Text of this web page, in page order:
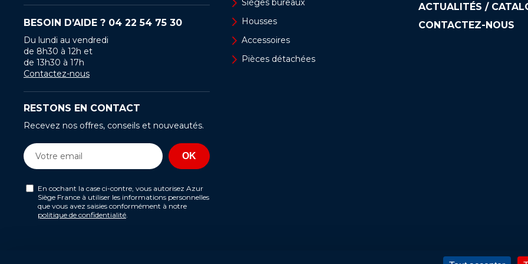
BESOIN D’AIDE ? 04 22 54 75 30
Du lundi au vendredi
de 8h30 à 12h et
de 13h30 à 17h
Contactez-nous
RESTONS EN CONTACT
Recevez nos offres, conseils et nouveautés.
En cochant la case ci-contre, vous autorisez Azur
Siège France à utiliser les informations personnelles
que vous avez saisies conformément à notre
politique de confidentialité
Sièges bureaux
Housses
Accessoires
Pièces détachées
ACTUALITÉS /
CONTACTEZ-NOUS